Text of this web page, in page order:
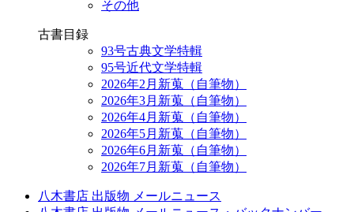
その他
古書目録
93号古典文学特輯
95号近代文学特輯
2026年2月新蒐（自筆物）
2026年3月新蒐（自筆物）
2026年4月新蒐（自筆物）
2026年5月新蒐（自筆物）
2026年6月新蒐（自筆物）
2026年7月新蒐（自筆物）
八木書店 出版物 メールニュース